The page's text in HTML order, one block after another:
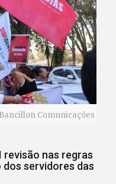
Comunicações
revisão nas regras
servidores das